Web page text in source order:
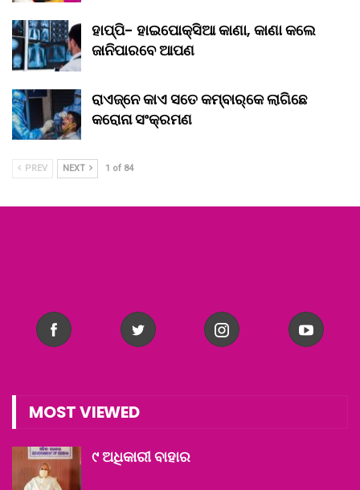
ହାପ୍ପି- ହାଇପୋକ୍ସିଆ କାଣା, କାଣା କଲେ
ଜାନିପାରବେ ଆପଣ
ରାଏଜ୍‌ନେ କାଏ ସତେ କମ୍‌ବାର୍‌କେ ଲାଗିଛେ
କରୋନା ସଂକ୍ରମଣ
PREV NEXT 1 of 84
MOST VIEWED
୯ ଅଧିକାରୀ ବାହାର